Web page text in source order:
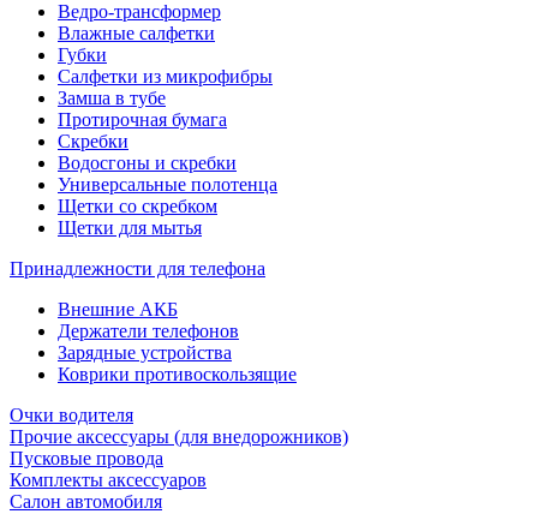
Ведро-трансформер
Влажные салфетки
Губки
Салфетки из микрофибры
Замша в тубе
Протирочная бумага
Скребки
Водосгоны и скребки
Универсальные полотенца
Щетки со скребком
Щетки для мытья
Принадлежности для телефона
Внешние АКБ
Держатели телефонов
Зарядные устройства
Коврики противоскользящие
Очки водителя
Прочие аксессуары (для внедорожников)
Пусковые провода
Комплекты аксессуаров
Салон автомобиля